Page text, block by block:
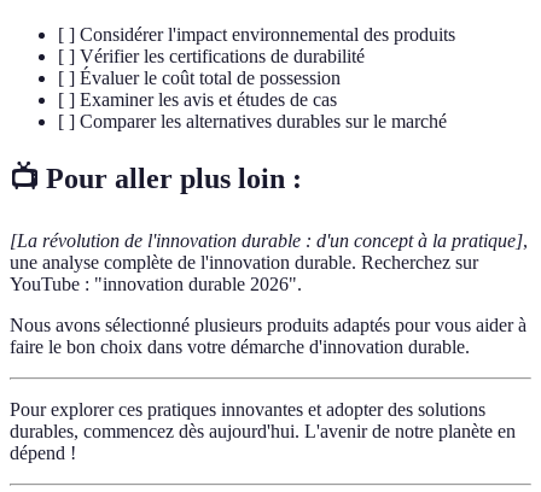
[ ] Considérer l'impact environnemental des produits
[ ] Vérifier les certifications de durabilité
[ ] Évaluer le coût total de possession
[ ] Examiner les avis et études de cas
[ ] Comparer les alternatives durables sur le marché
📺 Pour aller plus loin :
[La révolution de l'innovation durable : d'un concept à la pratique],
une analyse complète de l'innovation durable. Recherchez sur
YouTube : "innovation durable 2026".
Nous avons sélectionné plusieurs produits adaptés pour vous aider à
faire le bon choix dans votre démarche d'innovation durable.
Pour explorer ces pratiques innovantes et adopter des solutions
durables, commencez dès aujourd'hui. L'avenir de notre planète en
dépend !